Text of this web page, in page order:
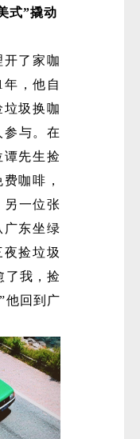
式”撬动
了家咖
年，他自
垃圾换咖
参与。在
先生捡
咖啡，
另一位张
广东坐绿
夜捡垃圾
了我，捡
他回到广